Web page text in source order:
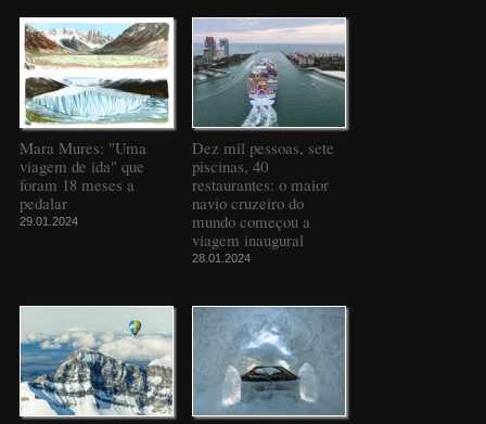
Mara Mures: "Uma
viagem de ida" que
foram 18 meses a
pedalar
29.01.2024
Dez mil pessoas, sete
piscinas, 40
restaurantes: o maior
navio cruzeiro do
mundo começou a
viagem inaugural
28.01.2024